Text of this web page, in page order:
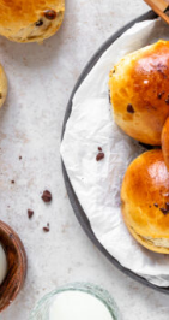
akzeptierst du